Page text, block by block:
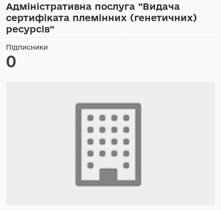
Адміністративна послуга "Видача
сертифіката племінних (генетичних)
ресурсів"
Підписники
0